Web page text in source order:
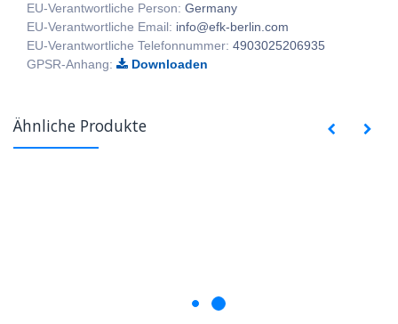
EU-Verantwortliche Person: Germany
EU-Verantwortliche Email: info@efk-berlin.com
EU-Verantwortliche Telefonnummer: 4903025206935
GPSR-Anhang:
Downloaden
Ähnliche Produkte